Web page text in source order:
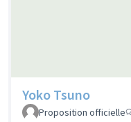
Yoko Tsuno
Proposition officielle